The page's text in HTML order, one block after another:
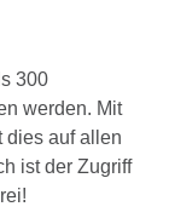
300
werden. Mit
dies auf allen
ist der Zugriff